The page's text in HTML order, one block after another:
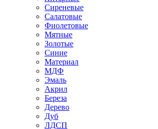
Сиреневые
Салатовые
Фиолетовые
Мятные
Золотые
Синие
Материал
МДФ
Эмаль
Акрил
Береза
Дерево
Дуб
ЛДСП